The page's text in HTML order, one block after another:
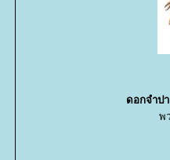
ดอกจำปา
พ